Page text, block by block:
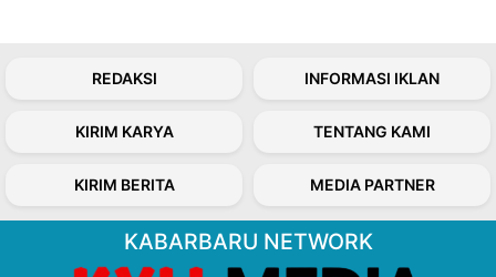
REDAKSI INFORMASI IKLAN
KIRIM KARYA TENTANG KAMI
KIRIM BERITA MEDIA PARTNER
KABARBARU NETWORK